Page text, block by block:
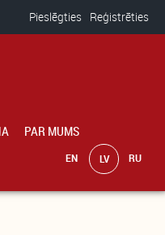
Pieslēgties Reģistrēties
PAR MUMS